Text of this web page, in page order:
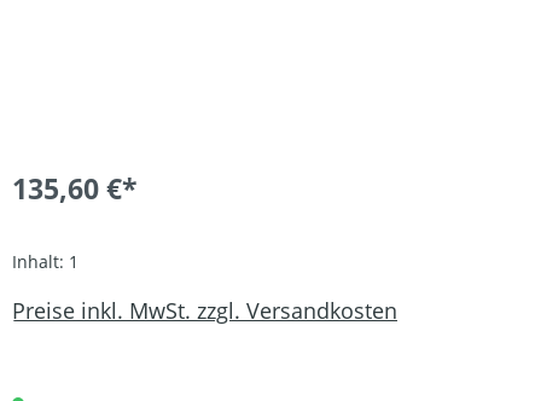
135,60 €*
Inhalt: 1
Preise inkl. MwSt. zzgl. Versandkosten